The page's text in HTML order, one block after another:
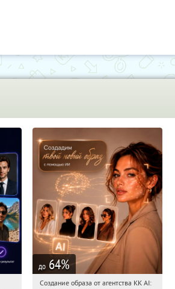
до 64%
15:19:45 Купили:64
Создание образа от агентства KK AI: